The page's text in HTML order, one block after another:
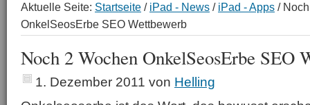
Aktuelle Seite: Startseite / iPad - News / iPad - Apps /
OnkelSeosErbe SEO Wettbewerb
Noch 2 Wochen OnkelSeosErbe SEO
1. Dezember 2011 von Helling